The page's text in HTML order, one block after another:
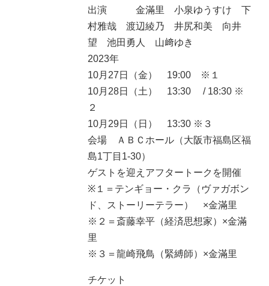
出演 金滿里 小泉ゆうすけ 下
村雅哉 渡辺綾乃 井尻和美 向井
望 池田勇人 山﨑ゆき
2023年
10月27日（金） 19:00 ※１
10月28日（土） 13:30 / 18:30 ※
２
10月29日（日） 13:30 ※３
会場 ＡＢＣホール（大阪市福島区福
島1丁目1-30）
ゲストを迎えアフタートークを開催
※１＝テンギョー・クラ（ヴァガボン
ド、ストーリーテラー） ×金滿里
※２＝斎藤幸平（経済思想家）×金滿
里
※３＝龍崎飛鳥（緊縛師）×金滿里
チケット